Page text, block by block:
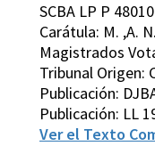
SCBA LP P
Carátula: M. ,A.
Magistrados
Tribunal Origen:
Publicación:
Publicación: LL
Ver el Texto